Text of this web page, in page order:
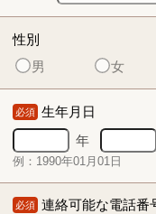
性別
男
女
必須 生年月日
年
例：1990年01月01日
必須 連絡可能な電話番